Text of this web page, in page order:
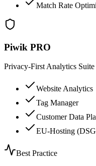
Match Rate
Piwik PRO
Privacy-First Analytics Suite
Website Analytics
Tag Manager
Customer Data
EU-Hosting
Best Practice